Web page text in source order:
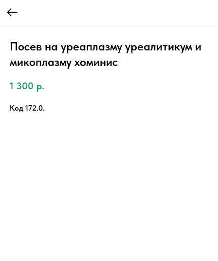
Посев на уреаплазму уреалитикум и
микоплазму хоминис
1 300 р.
Код 172.0.